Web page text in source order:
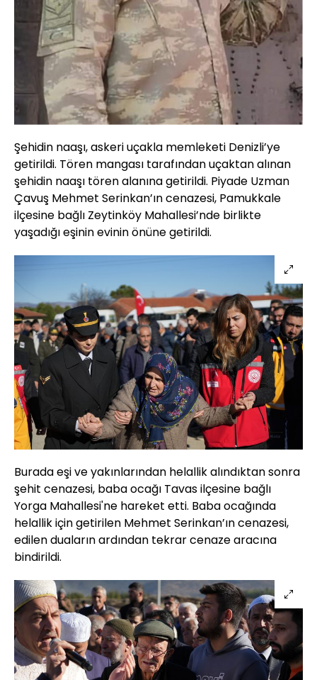
Şehidin naaşı, askeri uçakla memleketi Denizli’ye
getirildi. Tören mangası tarafından uçaktan alınan
şehidin naaşı tören alanına getirildi. Piyade Uzman
Çavuş Mehmet Serinkan’ın cenazesi, Pamukkale
ilçesine bağlı Zeytinköy Mahallesi’nde birlikte
yaşadığı eşinin evinin önüne getirildi.
Burada eşi ve yakınlarından helallik alındıktan sonra
şehit cenazesi, baba ocağı Tavas ilçesine bağlı
Yorga Mahallesi'ne hareket etti. Baba ocağında
helallik için getirilen Mehmet Serinkan’ın cenazesi,
edilen duaların ardından tekrar cenaze aracına
bindirildi.